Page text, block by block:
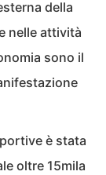
della
nelle attività
sono il
è stata
oltre 15mila